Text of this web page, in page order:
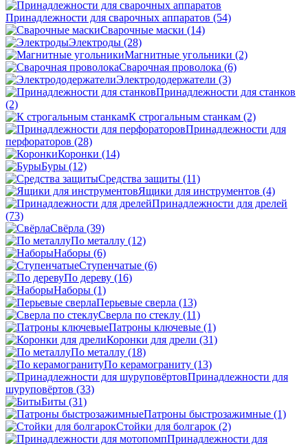
Принадлежности для сварочных аппаратов (54)
Сварочные маски (14)
Электроды (28)
Магнитные угольники (2)
Сварочная проволока (6)
Электрододержатели (3)
Принадлежности для станков
(2)
К строгальным станкам (2)
Принадлежности для
перфораторов (28)
Коронки (14)
Буры (12)
Средства защиты (11)
Ящики для инструментов (4)
Принадлежности для дрелей
(73)
Свёрла (39)
По металлу (12)
Наборы (6)
Ступенчатые (6)
По дереву (16)
Наборы (1)
Перьевые сверла (13)
Сверла по стеклу (11)
Патроны ключевые (1)
Коронки для дрели (31)
По металлу (18)
По керамограниту (13)
Принадлежности для
шуруповёртов (33)
Биты (31)
Патроны быстрозажимные (1)
Стойки для болгарок (2)
Принадлежности для